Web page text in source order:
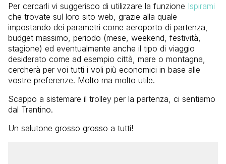
Per cercarli vi suggerisco di utilizzare la funzione Ispirami
che trovate sul loro sito web, grazie alla quale
impostando dei parametri come aeroporto di partenza,
budget massimo, periodo (mese, weekend, festività,
stagione) ed eventualmente anche il tipo di viaggio
desiderato come ad esempio città, mare o montagna,
cercherà per voi tutti i voli più economici in base alle
vostre preferenze. Molto ma molto utile.
Scappo a sistemare il trolley per la partenza, ci sentiamo
dal Trentino.
Un salutone grosso grosso a tutti!